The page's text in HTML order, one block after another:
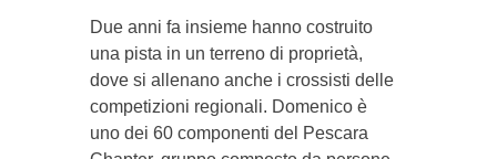
Due an­ni fa insieme hanno costruito
una pista in un terreno di proprietà,
dove si allenano an­che i crossisti delle
competizioni regionali. Domenico è
uno dei 60 componenti del Pescara